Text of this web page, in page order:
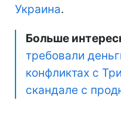
Украина.
Больше
требовали
конфликтах с
скандале с